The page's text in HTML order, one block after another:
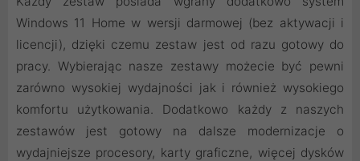
Windows 11 Home w wersji darmowej (bez aktywacji i
licencji), dzięki czemu zestaw jest od razu gotowy do
pracy. Wybierając nasze zestawy możecie być pewni
zarówno wysokiej wydajności jak i również wysokiego
komfortu użytkowania. Dodatkowo każdy z naszych
zestawów jest gotowy na dalsze modernizacje o
wydajniejsze procesory, karty graficzne, więcej dysków